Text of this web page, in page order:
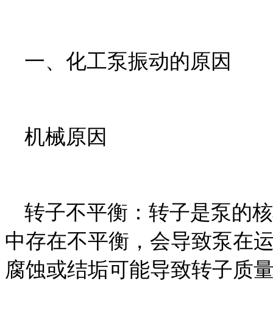
一、化工泵振动的原因
机械原因
转子不平衡：转子是泵的
中存在不平衡，会导致泵在
腐蚀或结垢可能导致转子质